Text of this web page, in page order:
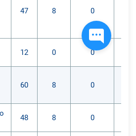
47 8 0
12 0 0
60 8 0
48 8 0